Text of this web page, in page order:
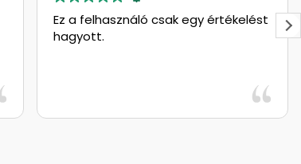
Ez a felhasználó csak egy értékelést
hagyott.